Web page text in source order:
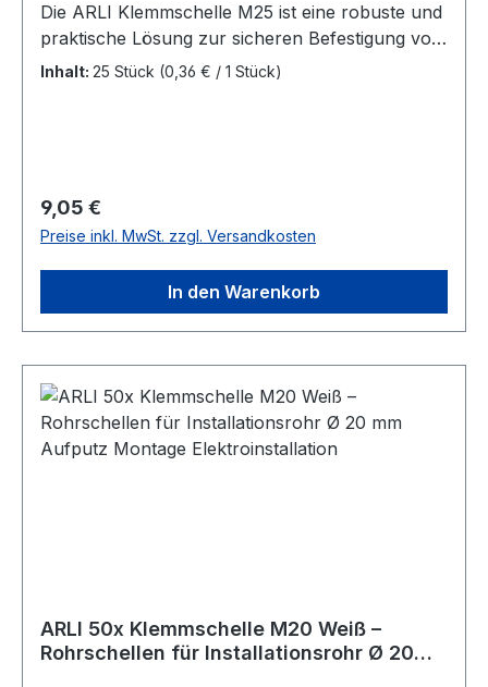
Die ARLI Klemmschelle M25 ist eine robuste und
praktische Lösung zur sicheren Befestigung von
Installationsrohren. Eigenschaften: Typ:
oder Schrauben Lieferumfang: 25x ARLI
Klemmschelle M25
Inhalt: 25 Stück (0,36 € / 1 Stück)
Regulärer Preis:
9,05 €
Preise inkl. MwSt. zzgl. Versandkosten
In den Warenkorb
ARLI 50x Klemmschelle M20 Weiß –
Rohrschellen für Installationsrohr Ø 20